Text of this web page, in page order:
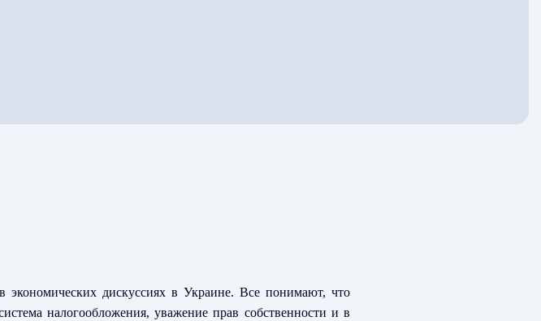
экономических дискуссиях в Украине. Все понимают, что
налогообложения, уважение прав собственности и в